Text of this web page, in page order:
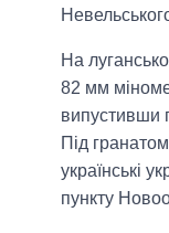
На
82 мм
випустивши
Під
українські
пункту